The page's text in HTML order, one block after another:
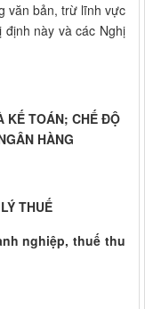
văn bản, trừ lĩnh vực
này và các Nghị
KẾ TOÁN; CHẾ ĐỘ
HÀNG
THUẾ
nghiệp, thuế thu